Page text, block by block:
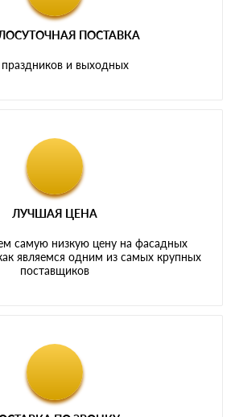
ПОСТАВКА
праздников и выходных
ЛУЧШАЯ ЦЕНА
самую низкую цену на фасадных
являемся одним из самых крупных
поставщиков